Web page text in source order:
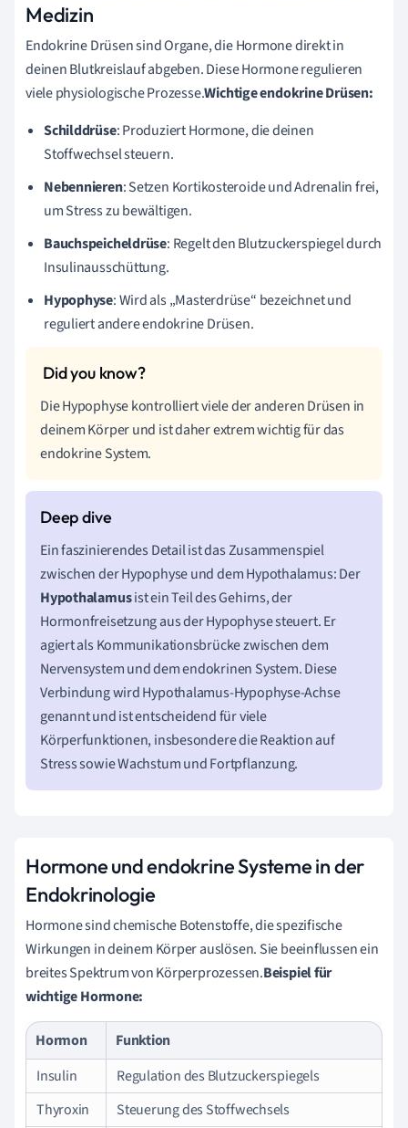
Medizin
Endokrine Drüsen sind Organe, die Hormone direkt in
deinen Blutkreislauf abgeben. Diese Hormone regulieren
viele physiologische Prozesse.Wichtige endokrine Drüsen:
Schilddrüse: Produziert Hormone, die deinen
Stoffwechsel steuern.
Nebennieren: Setzen Kortikosteroide und Adrenalin frei,
um Stress zu bewältigen.
Bauchspeicheldrüse: Regelt den Blutzuckerspiegel durch
Insulinausschüttung.
Hypophyse: Wird als „Masterdrüse“ bezeichnet und
reguliert andere endokrine Drüsen.
Die Hypophyse kontrolliert viele der anderen Drüsen in
deinem Körper und ist daher extrem wichtig für das
endokrine System.
Ein faszinierendes Detail ist das Zusammenspiel
zwischen der Hypophyse und dem Hypothalamus: Der
Hypothalamusist ein Teil des Gehirns, der
Hormonfreisetzung aus der Hypophyse steuert. Er
agiert als Kommunikationsbrücke zwischen dem
Nervensystem und dem endokrinen System. Diese
Verbindung wird Hypothalamus-Hypophyse-Achse
genannt und ist entscheidend für viele
Körperfunktionen, insbesondere die Reaktion auf
Stress sowie Wachstum und Fortpflanzung.
Hormone und endokrine Systeme in der
Endokrinologie
Hormone sind chemische Botenstoffe, die spezifische
Wirkungen in deinem Körper auslösen. Sie beeinflussen ein
breites Spektrum von Körperprozessen.Beispiel für
wichtige Hormone:
Hormon
Funktion
Insulin
Regulation des Blutzuckerspiegels
Thyroxin
Steuerung des Stoffwechsels